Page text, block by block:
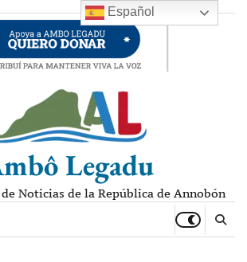
Legadu
Noticias de la República de Annobón
Español